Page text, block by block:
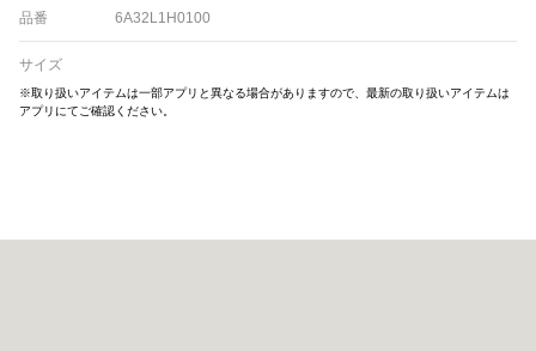
品番 6A32L1H0100
サイズ
※取り扱いアイテムは一部アプリと異なる場合がありますので、最新の取り扱いアイテムは
アプリにてご確認ください。